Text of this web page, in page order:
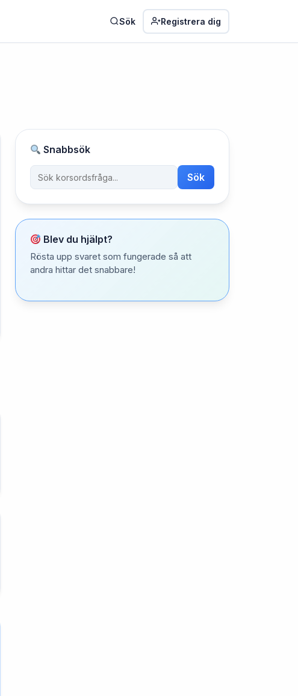
Sök Registrera dig
Snabbsök
Sök
Blev du hjälpt?
Rösta upp svaret som fungerade så att
andra hittar det snabbare!